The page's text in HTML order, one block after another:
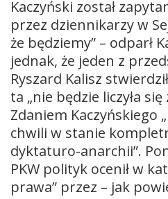
Kaczyński został
przez dziennikarzy w
że będziemy” – odparł
jednak, że jeden z
Ryszard Kalisz
ta „nie będzie liczyła
Zdaniem Kaczyńskiego
chwili w stanie
dyktaturo-anarchii”.
PKW polityk ocenił w
prawa” przez – jak